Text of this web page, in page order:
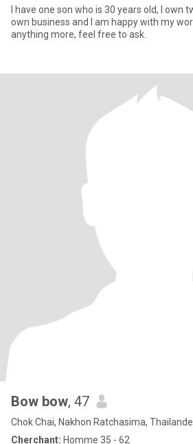
I have one son who is 30 years old, I own
own business and I am happy with my
anything more, feel free to ask.
Bow bow, 47
Chok Chai, Nakhon Ratchasima, Thailande
Cherchant: Homme 35 - 62